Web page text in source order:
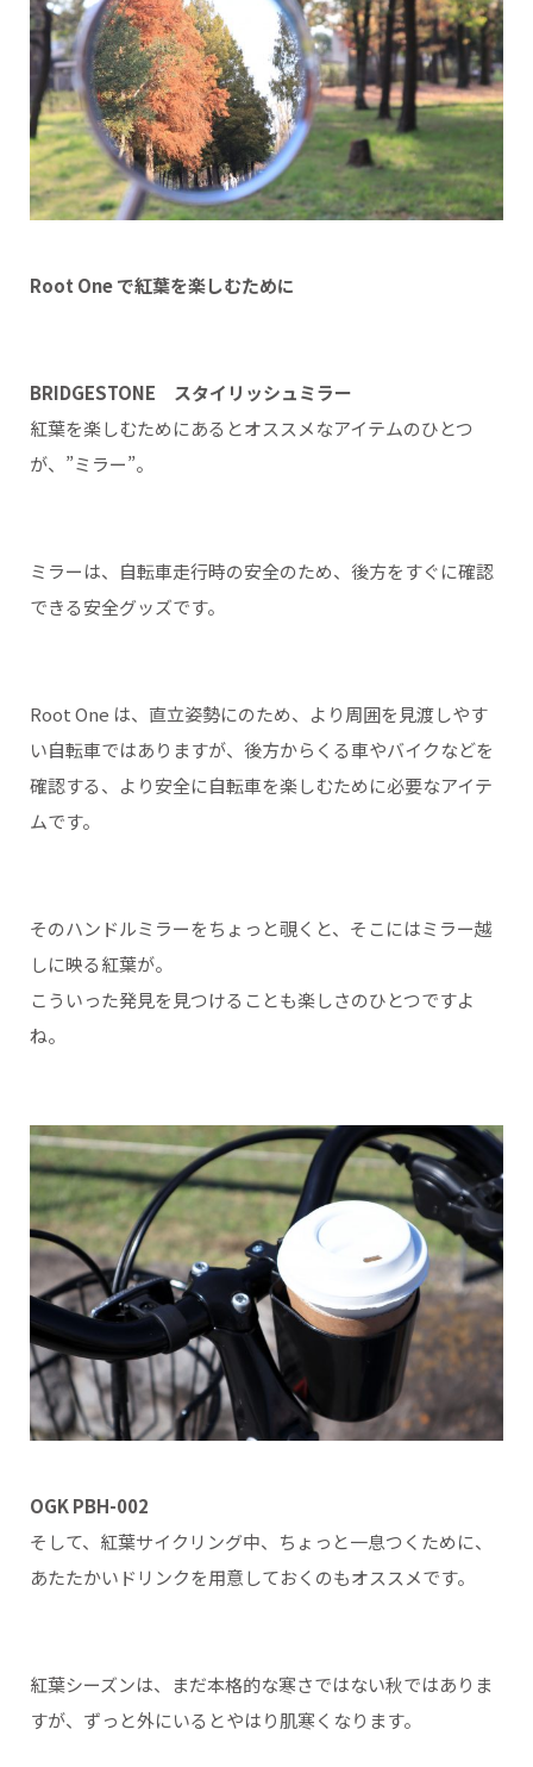
Root One で紅葉を楽しむために
BRIDGESTONE スタイリッシュミラー
紅葉を楽しむためにあるとオススメなアイテムのひとつ
が、”ミラー”。
ミラーは、自転車走行時の安全のため、後方をすぐに確認
できる安全グッズです。
Root One は、直立姿勢にのため、より周囲を見渡しやす
い自転車ではありますが、後方からくる車やバイクなどを
確認する、より安全に自転車を楽しむために必要なアイテ
ムです。
そのハンドルミラーをちょっと覗くと、そこにはミラー越
しに映る紅葉が。
こういった発見を見つけることも楽しさのひとつですよ
ね。
OGK PBH-002
そして、紅葉サイクリング中、ちょっと一息つくために、
あたたかいドリンクを用意しておくのもオススメです。
紅葉シーズンは、まだ本格的な寒さではない秋ではありま
すが、ずっと外にいるとやはり肌寒くなります。